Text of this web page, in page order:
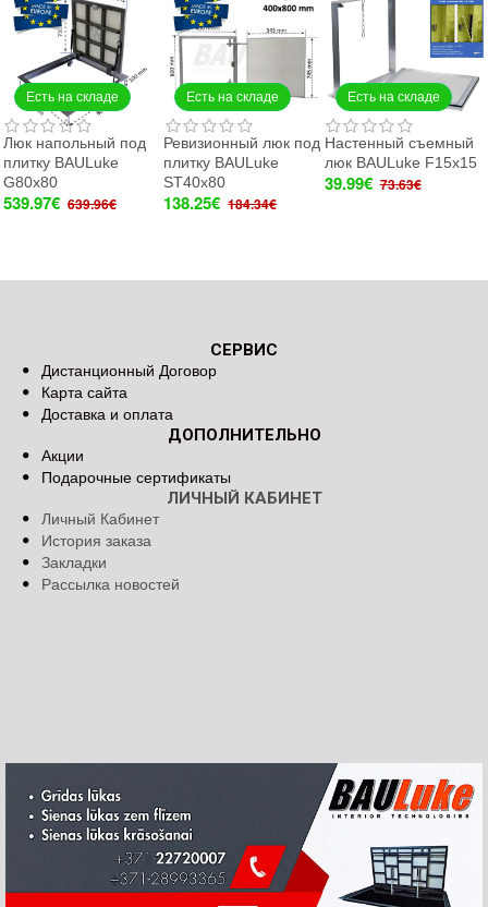
Есть на складе
Люк напольный под
плитку BAULuke
G80x80
539.97€ 639.96€
Есть на складе
Ревизионный люк под
плитку BAULuke
ST40x80
138.25€ 184.34€
Есть на складе
Настенный съемный
люк BAULuke F15x15
39.99€ 73.63€
СЕРВИС
Дистанционный Договор
Карта сайта
Доставка и оплата
ДОПОЛНИТЕЛЬНО
Акции
Подарочные сертификаты
ЛИЧНЫЙ КАБИНЕТ
Личный Кабинет
История заказа
Закладки
Рассылка новостей